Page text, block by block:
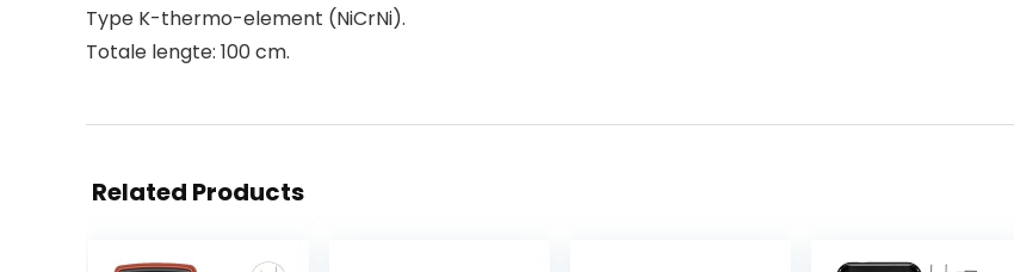
Type K-thermo-element (NiCrNi).
Totale lengte: 100 cm.
Related Products